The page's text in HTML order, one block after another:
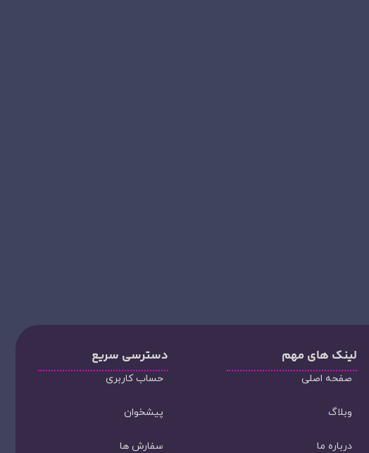
لینک های مهم
صفحه اصلی
وبلاگ
درباره ما
دسترسی سریع
حساب کاربری
پیشخوان
سفارش ها